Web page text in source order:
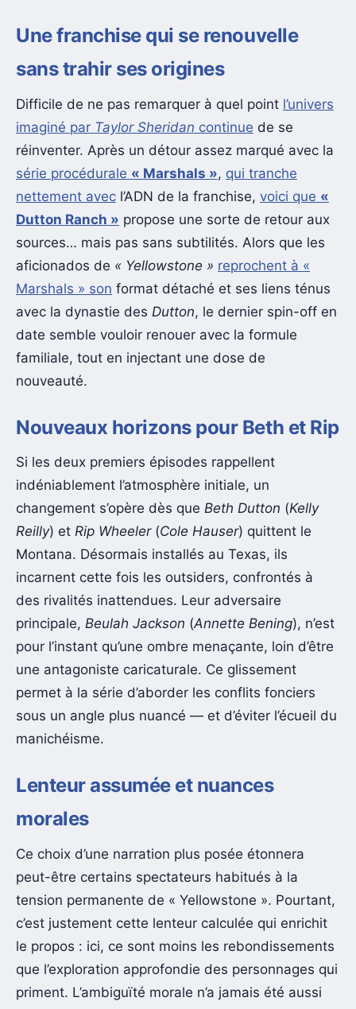
Une franchise qui se renouvelle
sans trahir ses origines
Difficile de ne pas remarquer à quel point l’univers
imaginé par Taylor Sheridan continue de se
réinventer. Après un détour assez marqué avec la
série procédurale « Marshals », qui tranche
nettement avec l’ADN de la franchise, voici que «
Dutton Ranch » propose une sorte de retour aux
sources… mais pas sans subtilités. Alors que les
aficionados de « Yellowstone » reprochent à «
Marshals » son format détaché et ses liens ténus
avec la dynastie des Dutton, le dernier spin-off en
date semble vouloir renouer avec la formule
familiale, tout en injectant une dose de
nouveauté.
Nouveaux horizons pour Beth et Rip
Si les deux premiers épisodes rappellent
indéniablement l’atmosphère initiale, un
changement s’opère dès que Beth Dutton (Kelly
Reilly) et Rip Wheeler(Cole Hauser) quittent le
Montana. Désormais installés au Texas, ils
incarnent cette fois les outsiders, confrontés à
des rivalités inattendues. Leur adversaire
principale, Beulah Jackson (Annette Bening), n’est
pour l’instant qu’une ombre menaçante, loin d’être
une antagoniste caricaturale. Ce glissement
permet à la série d’aborder les conflits fonciers
sous un angle plus nuancé — et d’éviter l’écueil du
manichéisme.
Lenteur assumée et nuances
morales
Ce choix d’une narration plus posée étonnera
peut-être certains spectateurs habitués à la
tension permanente de « Yellowstone ». Pourtant,
c’est justement cette lenteur calculée qui enrichit
le propos : ici, ce sont moins les rebondissements
que l’exploration approfondie des personnages qui
priment. L’ambiguïté morale n’a jamais été aussi